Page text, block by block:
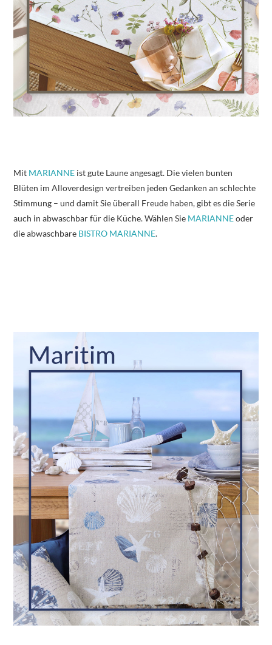
Mit MARIANNE ist gute Laune angesagt. Die vielen bunten
Blüten im Alloverdesign vertreiben jeden Gedanken an schlechte
Stimmung – und damit Sie überall Freude haben, gibt es die Serie
auch in abwaschbar für die Küche. Wählen Sie MARIANNEoder
die abwaschbare BISTRO MARIANNE.